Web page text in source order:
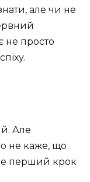
але чи не
не просто
Але
не каже, що
перший крок